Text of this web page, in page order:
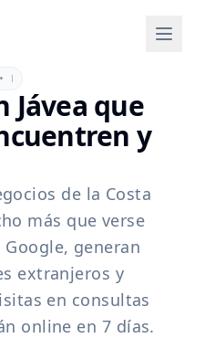
de Diseño Web en Jávea •
Jávea que
y
de la Costa
más que verse
generan
extranjeros y
en consultas
online en 7 días.